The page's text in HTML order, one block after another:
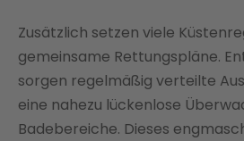
Zusätzlich setzen viele
gemeinsame Rettungspläne.
sorgen regelmäßig verteilte
eine nahezu lückenlose
Badebereiche. Dieses